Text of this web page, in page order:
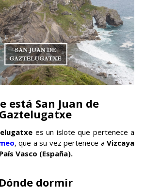
está San Juan de
Gaztelugatxe
es un islote que pertenece a
, que a su vez pertenece a Vizcaya
Vasco (España).
Dónde dormir